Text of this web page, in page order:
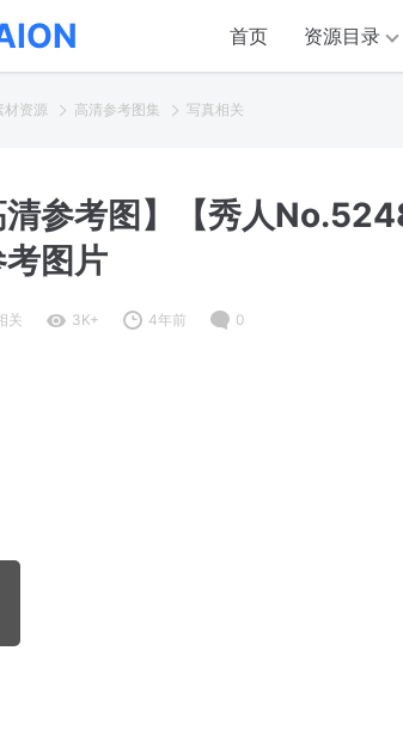
首页 资源目录
材资源 高清参考图集 写真相关
清参考图】【秀人
图片
关 3K+ 4年前 0